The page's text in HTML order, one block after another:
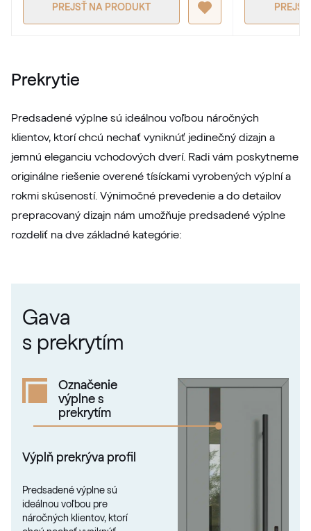
RAL 1020
RAL 1023
RAL 1023
RAL 1024
RAL 1026
RAL 1026
PREJSŤ NA PRODUKT
Prekrytie
Predsadené výplne sú ideálnou voľbou náročných
klientov, ktorí chcú nechať vyniknúť jedinečný dizajn a
jemnú eleganciu vchodových dverí. Radi vám poskytneme
originálne riešenie overené tísíckami vyrobených výplní a
rokmi skúseností. Výnimočné prevedenie a do detailov
prepracovaný dizajn nám umožňuje predsadené výplne
rozdeliť na dve základné kategórie:
Gava
s prekrytím
Označenie
výplne s
prekrytím
Výplň prekrýva profil
Predsadené výplne sú
ideálnou voľbou pre
náročných klientov, ktorí